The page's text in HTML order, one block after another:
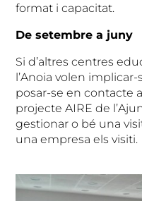
format i capacitat.
De setembre a juny
Si d’altres centres
l’Anoia volen
posar-se en contacte
projecte AIRE de
gestionar o bé una
una empresa els visiti.